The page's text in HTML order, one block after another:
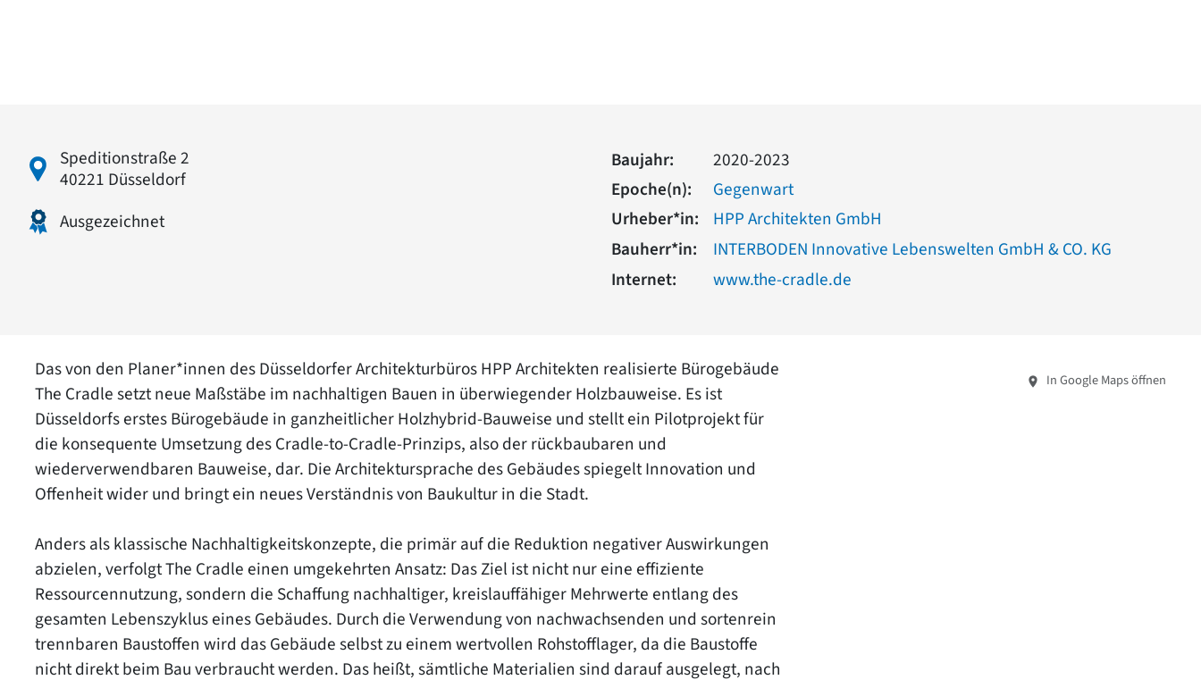
Speditionstraße 2
40221 Düsseldorf
Ausgezeichnet
Baujahr:
2020-2023
Epoche(n):
Gegenwart
Urheber*in:
HPP Architekten GmbH
Bauherr*in:
INTERBODEN Innovative Lebenswelten GmbH & CO. KG
Internet:
www.the-cradle.de
Das von den Planer*innen des Düsseldorfer Architekturbüros HPP Architekten realisierte Bürogebäude
The Cradle setzt neue Maßstäbe im nachhaltigen Bauen in überwiegender Holzbauweise. Es ist
Düsseldorfs erstes Bürogebäude in ganzheitlicher Holzhybrid-Bauweise und stellt ein Pilotprojekt für
die konsequente Umsetzung des Cradle-to-Cradle-Prinzips, also der rückbaubaren und
wiederverwendbaren Bauweise, dar. Die Architektursprache des Gebäudes spiegelt Innovation und
Offenheit wider und bringt ein neues Verständnis von Baukultur in die Stadt.
Anders als klassische Nachhaltigkeitskonzepte, die primär auf die Reduktion negativer Auswirkungen
abzielen, verfolgt The Cradle einen umgekehrten Ansatz: Das Ziel ist nicht nur eine effiziente
Ressourcennutzung, sondern die Schaffung nachhaltiger, kreislauffähiger Mehrwerte entlang des
gesamten Lebenszyklus eines Gebäudes. Durch die Verwendung von nachwachsenden und sortenrein
trennbaren Baustoffen wird das Gebäude selbst zu einem wertvollen Rohstofflager, da die Baustoffe
nicht direkt beim Bau verbraucht werden. Das heißt, sämtliche Materialien sind darauf ausgelegt, nach
In Google Maps öffnen